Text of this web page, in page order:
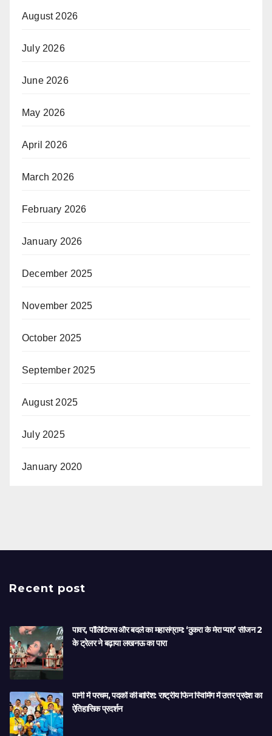
August 2026
July 2026
June 2026
May 2026
April 2026
March 2026
February 2026
January 2026
December 2025
November 2025
October 2025
September 2025
August 2025
July 2025
January 2020
Recent post
पावर, पॉलिटिक्स और बदले का महासंग्राम: ‘ठुकरा के मेरा प्यार’ सीजन 2
के ट्रेलर ने बढ़ाया लखनऊ का पारा
पानी में परचम, पदकों की बारिश: राष्ट्रीय फिन स्विमिंग में उत्तर प्रदेश का
ऐतिहासिक प्रदर्शन